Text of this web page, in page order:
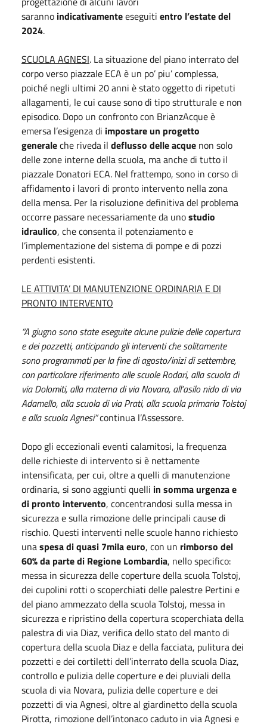
saranno indicativamenteeseguiti entro l’estate del
2024.
SCUOLA AGNESI. La situazione del piano interrato del
corpo verso piazzale ECA è un po’ piu’ complessa,
poiché negli ultimi 20 anni è stato oggetto di ripetuti
allagamenti, le cui cause sono di tipo strutturale e non
episodico. Dopo un confronto con BrianzAcque è
emersa l’esigenza di impostare un progetto
generaleche riveda il deflusso delle acque non solo
delle zone interne della scuola, ma anche di tutto il
piazzale Donatori ECA. Nel frattempo, sono in corso di
affidamento i lavori di pronto intervento nella zona
della mensa. Per la risoluzione definitiva del problema
occorre passare necessariamente da unostudio
idraulico, che consenta il potenziamento e
l’implementazione del sistema di pompe e di pozzi
perdenti esistenti.
LE ATTIVITA’ DI MANUTENZIONE ORDINARIA E DI
PRONTO INTERVENTO
“A giugno sono state eseguite alcune pulizie delle copertura
e dei pozzetti, anticipando gli interventi che solitamente
sono programmati per la fine di agosto/inizi di settembre,
con particolare riferimento alle scuole Rodari, alla scuola di
via Dolomiti, alla materna di via Novara, all’asilo nido di via
Adamello, alla scuola di via Prati, alla scuola primaria Tolstoj
e alla scuola Agnesi”continua l’Assessore.
Dopo gli eccezionali eventi calamitosi, la frequenza
delle richieste di intervento si è nettamente
intensificata, per cui, oltre a quelli di manutenzione
ordinaria, si sono aggiunti quelli in somma urgenza e
di pronto intervento, concentrandosi sulla messa in
sicurezza e sulla rimozione delle principali cause di
rischio. Questi interventi nelle scuole hanno richiesto
unaspesa di quasi 7mila euro, con un rimborso del
60% da parte di Regione Lombardia, nello specifico:
messa in sicurezza delle coperture della scuola Tolstoj,
dei cupolini rotti o scoperchiati delle palestre Pertini e
del piano ammezzato della scuola Tolstoj, messa in
sicurezza e ripristino della copertura scoperchiata della
palestra di via Diaz, verifica dello stato del manto di
copertura della scuola Diaz e della facciata, pulitura dei
pozzetti e dei cortiletti dell’interrato della scuola Diaz,
controllo e pulizia delle coperture e dei pluviali della
scuola di via Novara, pulizia delle coperture e dei
pozzetti di via Agnesi, oltre al giardinetto della scuola
Pirotta, rimozione dell’intonaco caduto in via Agnesi e